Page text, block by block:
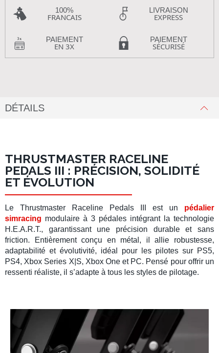
100%
FRANCAIS
LIVRAISON
EXPRESS
PAIEMENT
EN 3X
PAIEMENT
SÉCURISÉ
DÉTAILS
THRUSTMASTER RACELINE
PEDALS III : PRÉCISION, SOLIDITÉ
ET ÉVOLUTION
Le Thrustmaster Raceline Pedals III est un pédalier
simracing modulaire à 3 pédales intégrant la technologie
H.E.A.R.T., garantissant une précision durable et sans
friction. Entièrement conçu en métal , il allie robustesse,
adaptabilité et évolutivité, idéal pour les pilotes sur PS5,
PS4, Xbox Series X|S, Xbox Oneet PC. Pensé pour offrir un
ressenti réaliste, il s’adapte à tous les styles de pilotage.